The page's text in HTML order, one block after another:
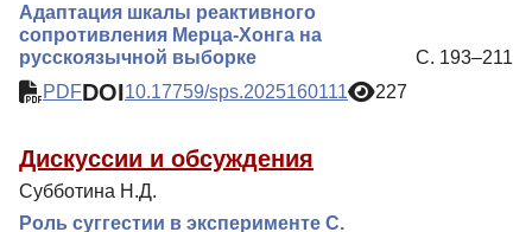
Адаптация шкалы реактивного
сопротивления Мерца-Хонга на
русскоязычной выборке
С. 193–211
PDFDOI10.17759/sps.2025160111 227
Дискуссии и обсуждения
Субботина Н.Д.
Роль суггестии в эксперименте С.